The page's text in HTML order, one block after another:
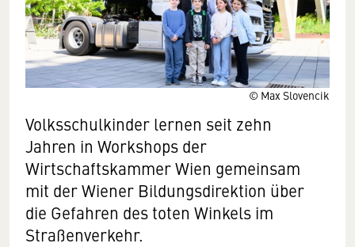
© Max Slovencik
Volksschulkinder lernen seit zehn
Jahren in Workshops der
Wirtschaftskammer Wien gemeinsam
mit der Wiener Bildungsdirektion über
die Gefahren des toten Winkels im
Straßenverkehr.